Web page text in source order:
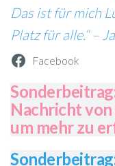
Das ist für mich
Platz für alle.“ –
Facebook
Nachricht
um mehr zu
Sonderbeitrag: